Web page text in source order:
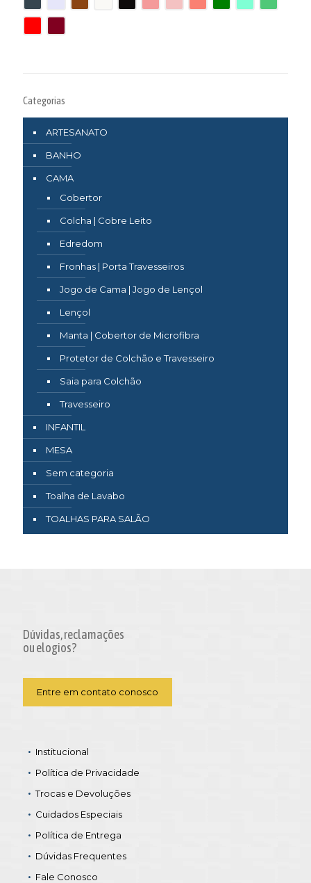
Categorias
ARTESANATO
BANHO
CAMA
Cobertor
Colcha | Cobre Leito
Edredom
Fronhas | Porta Travesseiros
Jogo de Cama | Jogo de Lençol
Lençol
Manta | Cobertor de Microfibra
Protetor de Colchão e Travesseiro
Saia para Colchão
Travesseiro
INFANTIL
MESA
Sem categoria
Toalha de Lavabo
TOALHAS PARA SALÃO
Dúvidas, reclamações
ou elogios?
Entre em contato conosco
Institucional
Política de Privacidade
Trocas e Devoluções
Cuidados Especiais
Política de Entrega
Dúvidas Frequentes
Fale Conosco